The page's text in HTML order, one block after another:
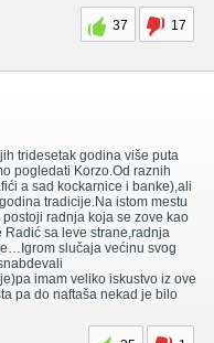
37
17
tridesetak godina više puta
pogledati Korzo.Od raznih
a sad kockarnice i banke),ali
tradicije.Na istom mestu
radnja koja se zove kao
Radić sa leve strane,radnja
slučaja većinu svog
imam veliko iskustvo iz ove
pa do naftaša nekad je bilo